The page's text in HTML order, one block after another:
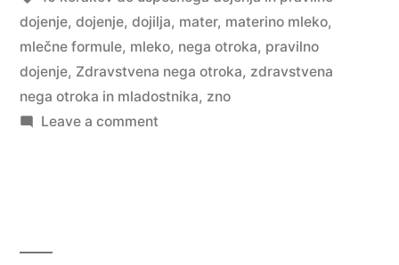
in
pravilno
dojenje”
dojenje, dojenje, dojilja, mater, materino mleko,
mlečne formule, mleko, nega otroka, pravilno
dojenje, Zdravstvena nega otroka, zdravstvena
nega otroka in mladostnika, zno
Leave a commenton